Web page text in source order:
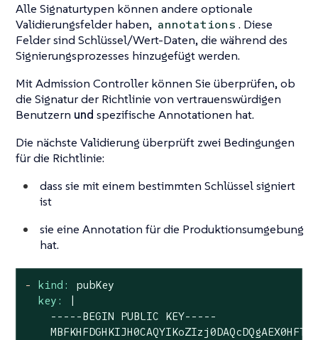
Alle Signaturtypen können andere optionale
Validierungsfelder haben, annotations . Diese
Felder sind Schlüssel/Wert-Daten, die während des
Signierungsprozesses hinzugefügt werden.
Mit Admission Controller können Sie überprüfen, ob
die Signatur der Richtlinie von vertrauenswürdigen
Benutzern und spezifische Annotationen hat.
Die nächste Validierung überprüft zwei Bedingungen
für die Richtlinie:
dass sie mit einem bestimmten Schlüssel signiert
ist
sie eine Annotation für die Produktionsumgebung
hat.
- kind:
pubKey
key:
    -----BEGIN PUBLIC KEY-----